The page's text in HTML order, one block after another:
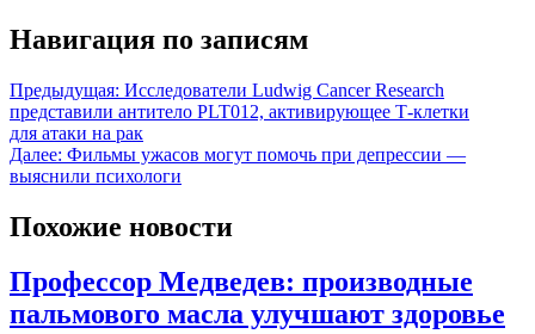
Навигация по записям
Предыдущая: Исследователи Ludwig Cancer Research
представили антитело PLT012, активирующее Т-клетки
для атаки на рак
Далее: Фильмы ужасов могут помочь при депрессии —
выяснили психологи
Похожие новости
Профессор Медведев: производные
пальмового масла улучшают здоровье